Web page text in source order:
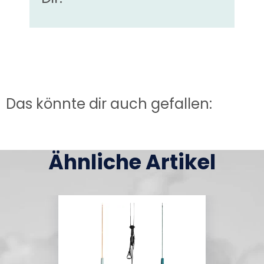
Das könnte dir auch gefallen:
Ähnliche Artikel